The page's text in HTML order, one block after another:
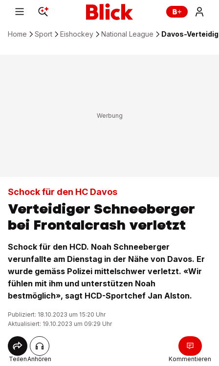
Home Sport Eishockey National League Davos-
Schock für den HC Davos
Verteidiger Schneeberger
bei Frontalcrash verletzt
Schock für den HCD. Noah Schneeberger
verunfallte am Dienstag in der Nähe von Davos. Er
wurde gemäss Polizei mittelschwer verletzt. «Wir
fühlen mit ihm und unterstützen Noah
bestmöglich», sagt HCD-Sportchef Jan Alston.
Publiziert: 18.10.2023 um 15:20 Uhr
Aktualisiert: 19.10.2023 um 09:29 Uhr
TeilenAnhören Kommentieren